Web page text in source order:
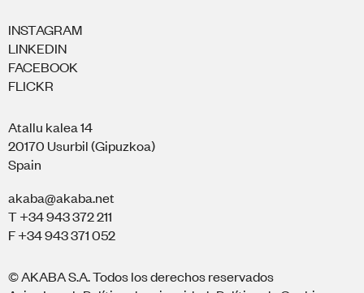
Atallu kalea 14
20170 Usurbil (Gipuzkoa)
Spain
akaba@akaba.net
T +34 943 372 211
F +34 943 371 052
INSTAGRAM
LINKEDIN
FACEBOOK
FLICKR
© AKABA S.A. Todos los derechos reservados